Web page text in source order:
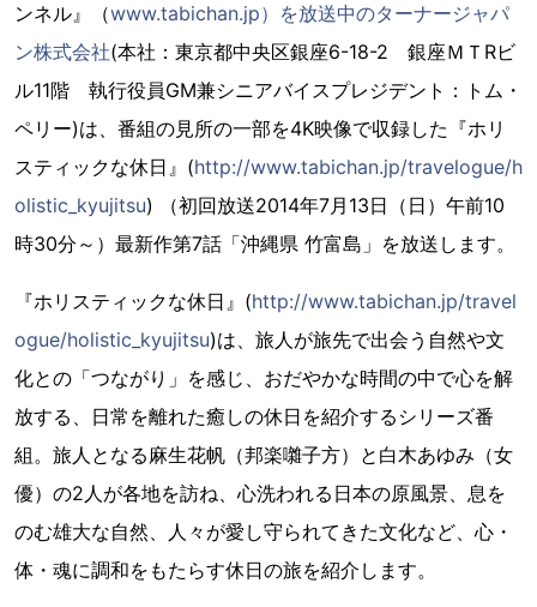
ンネル』（www.tabichan.jp）を放送中のターナージャパ
ン株式会社(本社：東京都中央区銀座6-18-2 銀座ＭＴRビ
ル11階 執行役員GM兼シニアバイスプレジデント：トム・
ペリー)は、番組の見所の一部を4K映像で収録した『ホリ
スティックな休日』(http://www.tabichan.jp/travelogue/h
olistic_kyujitsu) （初回放送2014年7月13日（日）午前10
時30分～）最新作第7話「沖縄県 竹富島」を放送します。
『ホリスティックな休日』(http://www.tabichan.jp/travel
ogue/holistic_kyujitsu)は、旅人が旅先で出会う自然や文
化との「つながり」を感じ、おだやかな時間の中で心を解
放する、日常を離れた癒しの休日を紹介するシリーズ番
組。旅人となる麻生花帆（邦楽囃子方）と白木あゆみ（女
優）の2人が各地を訪ね、心洗われる日本の原風景、息を
のむ雄大な自然、人々が愛し守られてきた文化など、心・
体・魂に調和をもたらす休日の旅を紹介します。